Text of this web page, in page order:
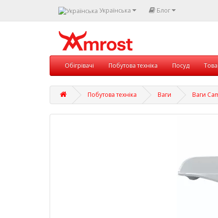
Українська Блог
Обігрівачі Побутова техніка Посуд
Побутова техніка Ваги Ваги